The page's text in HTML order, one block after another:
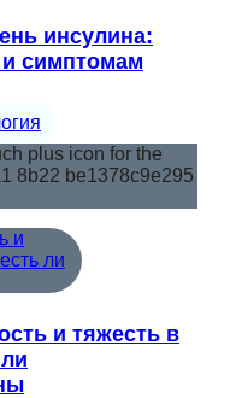
инсулина:
и симптомам
и тяжесть в